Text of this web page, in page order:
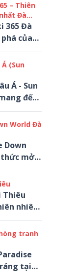
– Thiên
Đà
365 Đà
của
cho
tế
(Sun
Á - Sun
đến
lần đầu
World Đà
Down
thức mở
Thiêu
nhiên
cách TP.
tranh
tại